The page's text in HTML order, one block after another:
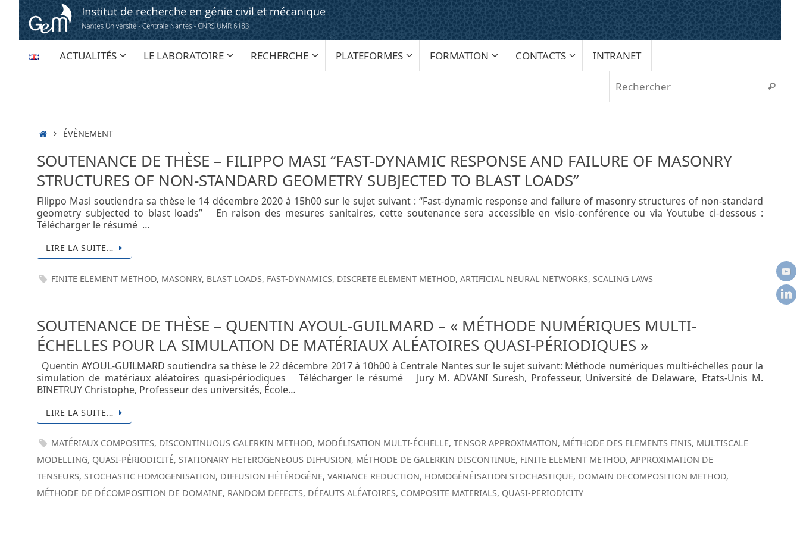
Passer
contenu
AU
CONTENU
ACTUALITÉS LE LABORATOIRE RECHERCHE PLATEFORMES FORMATION CONTACTS INTRANET
ACCUEIL
ÉVÈNEMENT
SOUTENANCE DE THÈSE – FILIPPO MASI “FAST-DYNAMIC RESPONSE AND FAILURE OF MASONRY
STRUCTURES OF NON-STANDARD GEOMETRY SUBJECTED TO BLAST LOADS”
Filippo Masi soutiendra sa thèse le 14 décembre 2020 à 15h00 sur le sujet suivant : “Fast-dynamic response and failure of masonry structures of non-standard
geometry subjected to blast loads” En raison des mesures sanitaires, cette soutenance sera accessible en visio-conférence ou via Youtube ci-dessous :
Télécharger le résumé …
LIRE LA SUITE…
FINITE ELEMENT METHOD, MASONRY, BLAST LOADS, FAST-DYNAMICS, DISCRETE ELEMENT METHOD,ARTIFICIAL NEURAL NETWORKS, SCALING LAWS
SOUTENANCE DE THÈSE – QUENTIN AYOUL-GUILMARD – « MÉTHODE NUMÉRIQUES MULTI-
ÉCHELLES POUR LA SIMULATION DE MATÉRIAUX ALÉATOIRES QUASI-PÉRIODIQUES »
Quentin AYOUL-GUILMARD soutiendra sa thèse le 22 décembre 2017 à 10h00 à Centrale Nantes sur le sujet suivant: Méthode numériques multi-échelles pour la
simulation de matériaux aléatoires quasi-périodiques Télécharger le résumé Jury M. ADVANI Suresh, Professeur, Université de Delaware, Etats-Unis M.
BINETRUY Christophe, Professeur des universités, École…
LIRE LA SUITE…
MATÉRIAUX COMPOSITES, DISCONTINUOUS GALERKIN METHOD, MODÉLISATION MULTI-ÉCHELLE,TENSOR APPROXIMATION, MÉTHODE DES ELEMENTS FINIS, MULTISCALE
MODELLING, QUASI-PÉRIODICITÉ, STATIONARY HETEROGENEOUS DIFFUSION, MÉTHODE DE GALERKIN DISCONTINUE, FINITE ELEMENT METHOD, APPROXIMATION DE
TENSEURS, STOCHASTIC HOMOGENISATION, DIFFUSION HÉTÉROGÈNE, VARIANCE REDUCTION, HOMOGÉNÉISATION STOCHASTIQUE, DOMAIN DECOMPOSITION METHOD,
MÉTHODE DE DÉCOMPOSITION DE DOMAINE, RANDOM DEFECTS, DÉFAUTS ALÉATOIRES, COMPOSITE MATERIALS, QUASI-PERIODICITY